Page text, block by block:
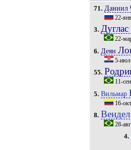
71. Даниил
22-
3.
22-
6. Деян
5-
55.
11-
5. Вильмар
16-
8. Вендел
28-
4.